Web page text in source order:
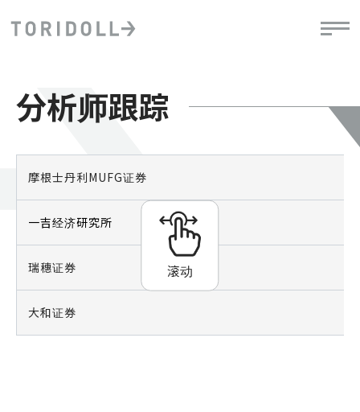
分析师跟踪
滚动
摩根士丹利MUFG证券
一吉经济研究所
瑞穗证券
大和证券